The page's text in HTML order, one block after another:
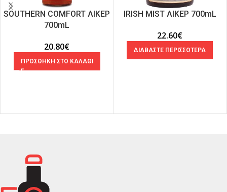
SOUTHERN COMFORT ΛΙΚΕΡ
700mL
20.80€
ΠΡΟΣΘΗΚΗ ΣΤΟ ΚΑΛΑΘΙ
IRISH MIST ΛΙΚΕΡ 700mL
22.60€
ΔΙΑΒΑΣΤΕ ΠΕΡΙΣΣΟΤΕΡΑ